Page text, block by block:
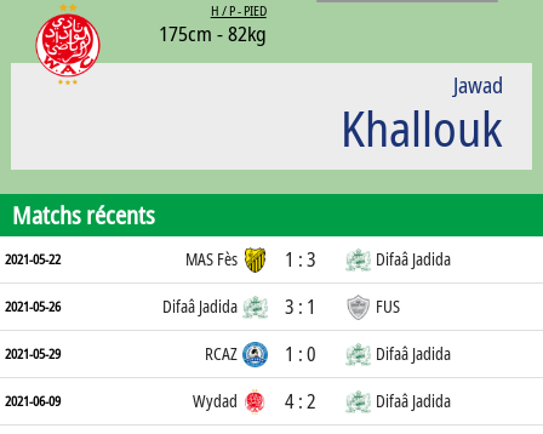
H / P - PIED
175cm - 82kg
Jawad
Khallouk
Matchs récents
2021-05-22 MAS Fès 1 : 3 Difaâ Jadida
2021-05-26 Difaâ Jadida 3 : 1 FUS
2021-05-29 RCAZ 1 : 0 Difaâ Jadida
2021-06-09 Wydad 4 : 2 Difaâ Jadida